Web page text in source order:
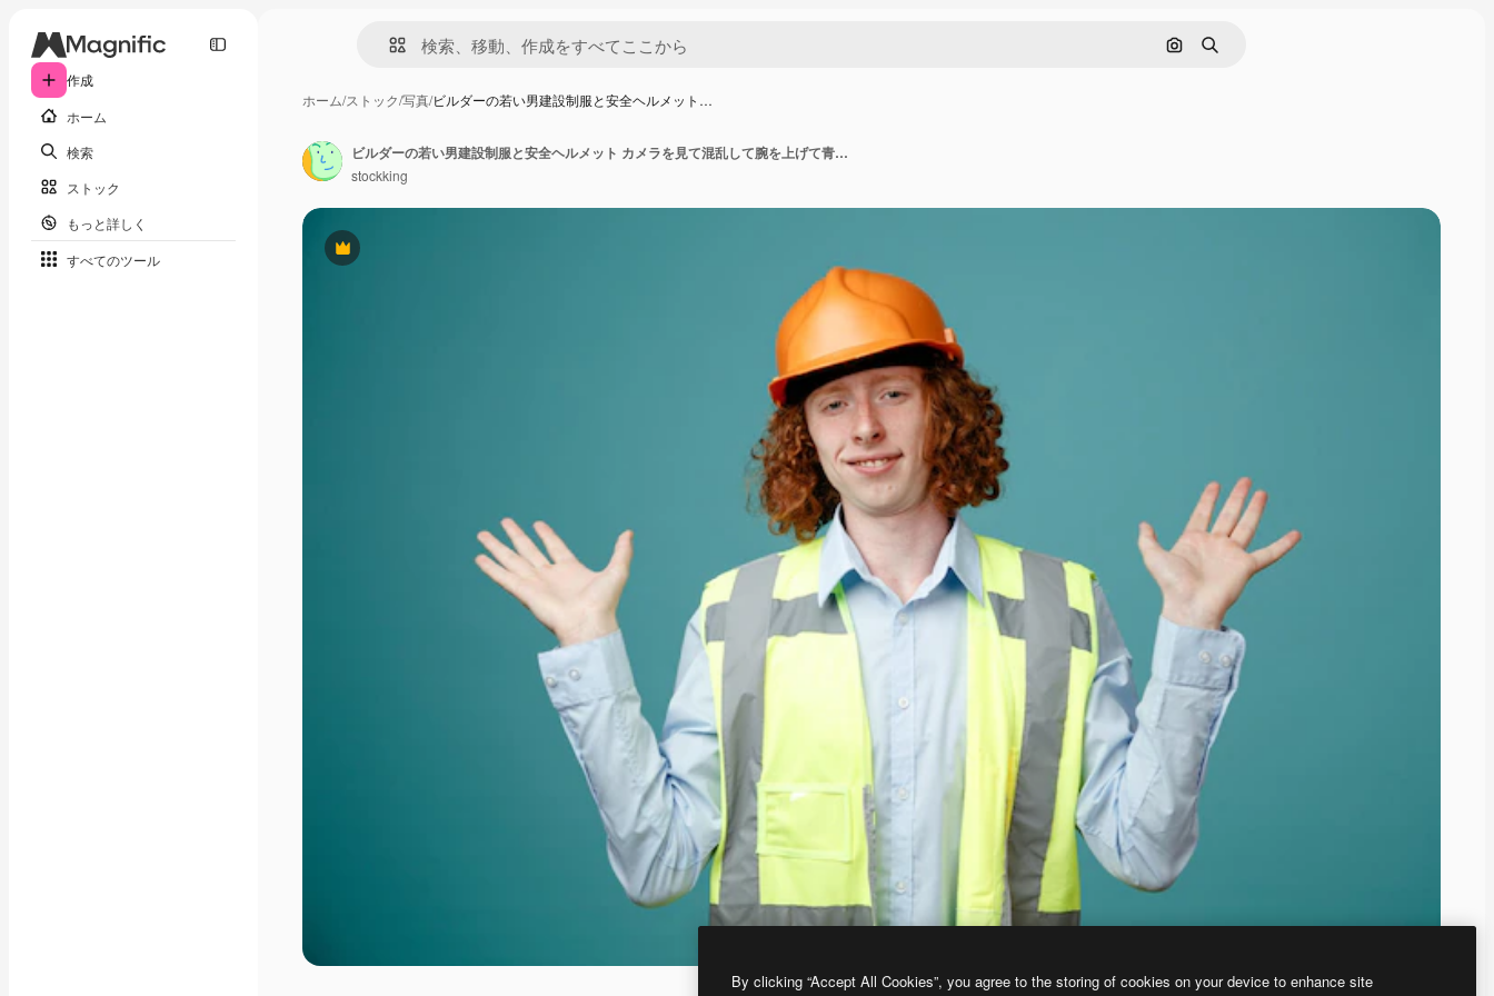
作成
ホーム
検索
ストック
もっと詳しく
すべてのツール
画像で検索
検索
ホーム/ストック/写真/ビルダーの若い男建設制服と安全ヘルメット…
Premium
ビルダーの若い男建設制服と安全ヘルメット カメラを見て混乱して腕を上げて青い背景の上に立って答えがない
stockking
By clicking “Accept All Cookies”, you agree to the storing of cookies on your device to enhance site